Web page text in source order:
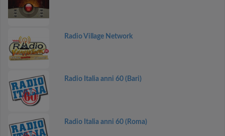
Radio Village Network
Radio Italia anni 60 (Bari)
Radio Italia anni 60 (Roma)